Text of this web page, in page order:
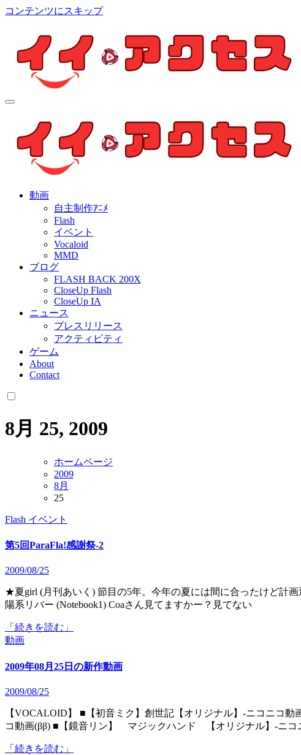
コンテンツにスキップ
個人制作アニメを中心とした動画紹介ブログ
動画
自主制作ｱﾆﾒ
Flash
イベント
Vocaloid
MMD
ブログ
FLASH BACK 200X
CloseUp Flash
CloseUp IA
ニュース
プレスリリース
アクティビティ
ゲーム
About
Contact
8月 25, 2009
ホームページ
2009
8月
25
Flash イベント
第5回ParaFla!感謝祭-2
2009/08/25
★夏girl (月刊あいく) 節目の5年。今年の夏には間に合ったけど計画通りとは中々行かないもんだね…っていう話 ★太
陽系リバー (Notebook1) Coaさん見てますかー？見てない
「続きを読む」
動画
2009年08月25日の新作動画
2009/08/25
【VOCALOID】 ■【初音ミク】創世記【オリジナル】‐ニコニコ動画(ββ) ■【初音ミク】ホタル【オリジナル】‐ニコニ
コ動画(ββ) ■【鏡音リン】 マジックハンド 【オリジナル】‐ニ
「続きを読む」